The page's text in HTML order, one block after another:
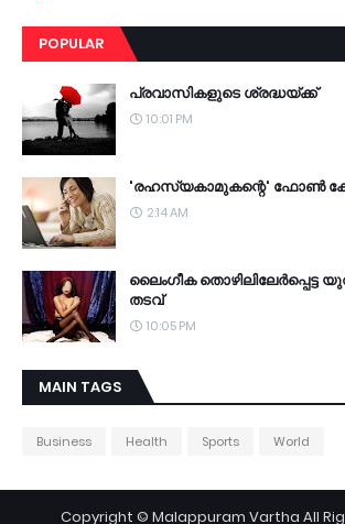
POPULAR
പ്രവാസികളുടെ ശ്രദ്ധയ്ക്ക്
10:01 PM
'രഹസ്യകാമുകന്റെ' ഫോണ്‍
2:14 AM
ലൈംഗീക തൊഴിലിലേര്‍പ്പെട്ട
തടവ്
10:05 PM
MAIN TAGS
Business Health Sports World
Copyright © Malappuram Vartha All